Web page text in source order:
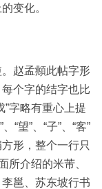
变化。
赵孟頫此帖字形
个字的结字也比
”字略有重心上提
“望”、“子”、“客”
形，整个一行只
所介绍的米芾、
邕、苏东坡行书